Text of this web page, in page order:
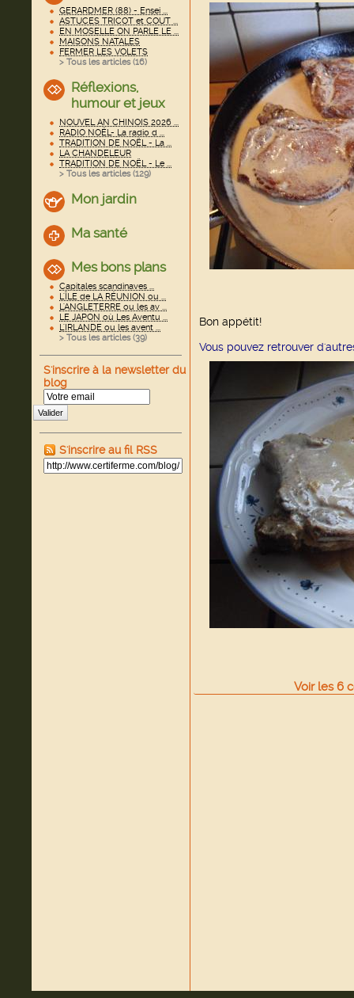
GERARDMER (88) - Ensei ...
ASTUCES TRICOT et COUT ...
EN MOSELLE ON PARLE LE ...
MAISONS NATALES
FERMER LES VOLETS
> Tous les articles (16)
Réflexions,
humour et jeux
NOUVEL AN CHINOIS 2026 ...
RADIO NOËL- La radio d ...
TRADITION DE NOËL - La ...
LA CHANDELEUR
TRADITION DE NOËL - Le ...
> Tous les articles (129)
Mon jardin
Ma santé
Mes bons plans
Capitales scandinaves ...
L'ÎLE de LA RÉUNION ou ...
L'ANGLETERRE ou les av ...
LE JAPON où Les Aventu ...
L'IRLANDE ou les avent ...
> Tous les articles (39)
S'inscrire à la newsletter du
blog
Valider
S'inscrire au fil RSS
Bon appétit!
Vous pouvez retrouver
Voir les6